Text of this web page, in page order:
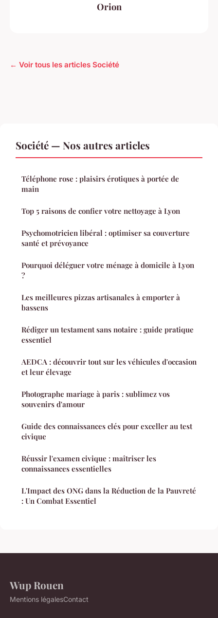
Orion
← Voir tous les articles Société
Société — Nos autres articles
Téléphone rose : plaisirs érotiques à portée de
main
Top 5 raisons de confier votre nettoyage à Lyon
Psychomotricien libéral : optimiser sa couverture
santé et prévoyance
Pourquoi déléguer votre ménage à domicile à Lyon
?
Les meilleures pizzas artisanales à emporter à
bassens
Rédiger un testament sans notaire : guide pratique
essentiel
AEDCA : découvrir tout sur les véhicules d'occasion
et leur élevage
Photographe mariage à paris : sublimez vos
souvenirs d'amour
Guide des connaissances clés pour exceller au test
civique
Réussir l'examen civique : maîtriser les
connaissances essentielles
L'Impact des ONG dans la Réduction de la Pauvreté
: Un Combat Essentiel
Wup Rouen
Mentions légalesContact